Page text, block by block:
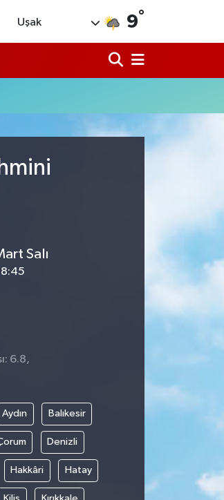
Uşak 9°
Salı
6.8,
Aydın Balıkesir
Denizli
Hakkâri Hatay